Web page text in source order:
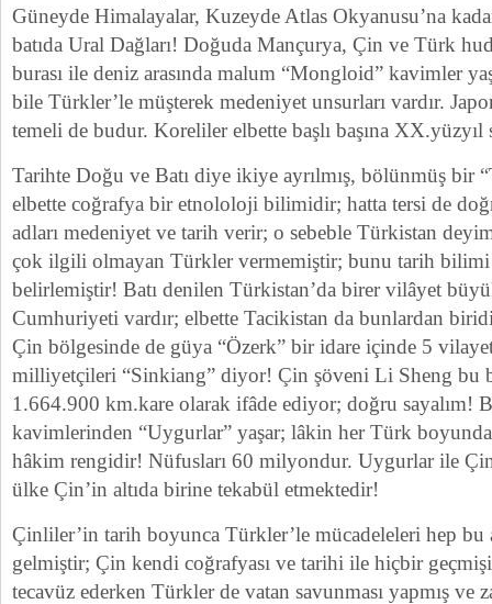
Güneyde Himalayalar, Kuzeyde Atlas Okyanusu’na
batıda Ural Dağları! Doğuda Mançurya, Çin ve Türk
burası ile deniz arasında malum “Mongloid” kavimler
bile Türkler’le müşterek medeniyet unsurları vardır.
temeli de budur. Koreliler elbette başlı başına
Tarihte Doğu ve Batı diye ikiye ayrılmış, bölünmüş bir
elbette coğrafya bir etnololoji bilimidir; hatta tersi de
adları medeniyet ve tarih verir; o sebeble Türkistan
çok ilgili olmayan Türkler vermemiştir; bunu tarih
belirlemiştir! Batı denilen Türkistan’da birer vilâyet
Cumhuriyeti vardır; elbette Tacikistan da bunlardan
Çin bölgesinde de güya “Özerk” bir idare içinde 5
milliyetçileri “Sinkiang” diyor! Çin şöveni Li Sheng bu
1.664.900 km.kare olarak ifâde ediyor; doğru sayalım!
kavimlerinden “Uygurlar” yaşar; lâkin her Türk
hâkim rengidir! Nüfusları 60 milyondur. Uygurlar ile
ülke Çin’in altıda birine tekabül etmektedir!
Çinliler’in tarih boyunca Türkler’le mücadeleleri hep bu
gelmiştir; Çin kendi coğrafyası ve tarihi ile hiçbir
tecavüz ederken Türkler de vatan savunması yapmış ve